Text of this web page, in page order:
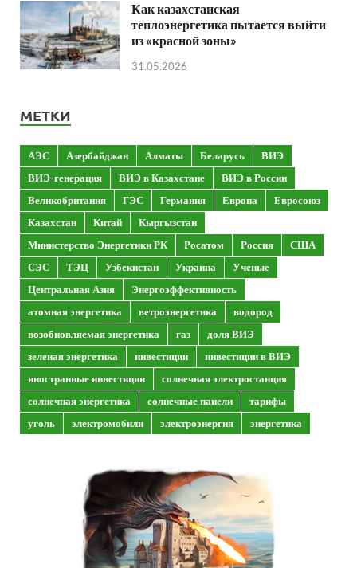
Как казахстанская
теплоэнергетика пытается выйти
из «красной зоны»
31.05.2026
МЕТКИ
АЭС Азербайджан Алматы Беларусь
ВИЭ
ВИЭ-генерация
ВИЭ в Казахстане
ВИЭ в России
Великобритания
ГЭС Германия Европа
Евросоюз
Казахстан
Китай
Кыргызстан
Министерство Энергетики РК
Росатом Россия
США
СЭС
ТЭЦ Узбекистан Украина
Ученые
Центральная Азия
Энергоэффективность
атомная энергетика
ветроэнергетика
водород
возобновляемая энергетика
газ
доля ВИЭ
зеленая энергетика
инвестиции
инвестиции в ВИЭ
иностранные инвестиции
солнечная электростанция
солнечная энергетика
солнечные панели
тарифы
уголь
электромобили электроэнергия энергетика